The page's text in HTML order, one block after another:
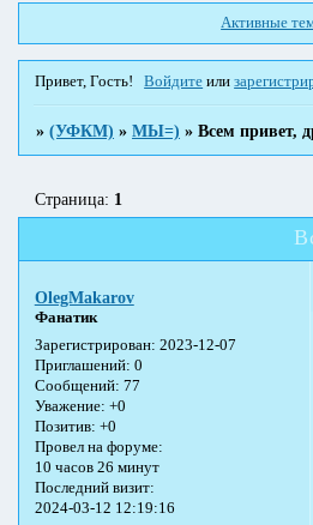
Активные
Привет, Гость! Войдите или
»(УФКМ) »МЫ=) »Всем привет,
Страница: 1
OlegMakarov
Фанатик
Зарегистрирован: 2023-12-07
Приглашений: 0
Сообщений: 77
Уважение: +0
Позитив: +0
Провел на форуме:
10 часов 26 минут
Последний визит:
2024-03-12 12:19:16